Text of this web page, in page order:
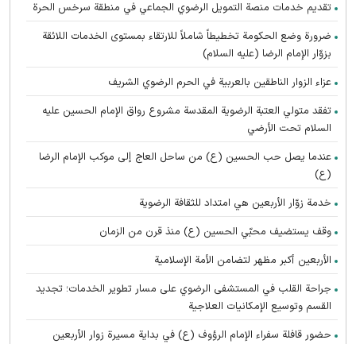
تقديم خدمات منصة التمويل الرضوي الجماعي في منطقة سرخس الحرة
ضرورة وضع الحكومة تخطيطاً شاملاً للارتقاء بمستوى الخدمات اللائقة
بزوّار الإمام الرضا (عليه السلام)
عزاء الزوار الناطقين بالعربية في الحرم الرضوي الشریف
تفقد متولي العتبة الرضوية المقدسة مشروع رواق الإمام الحسين عليه
السلام تحت الأرضي
عندما يصل حب الحسين (ع) من ساحل العاج إلى موكب الإمام الرضا
(ع)
خدمة زوّار الأربعين هي امتداد للثقافة الرضوية
وقف يستضيف محبّي الحسين (ع) منذ قرن من الزمان
الأربعين أكبر مظهر لتضامن الأمة الإسلامية
جراحة القلب في المستشفى الرضوي على مسار تطوير الخدمات؛ تجديد
القسم وتوسيع الإمكانيات العلاجية
حضور قافلة سفراء الإمام الرؤوف (ع) في بدایة مسيرة زوار الأربعين